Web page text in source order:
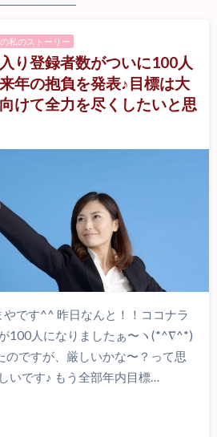
私のストーリー
り登録者数がついに100人
年の抱負を発表♪目標は大
けて全力を尽くしたいと思
やです^^ 昨日なんと！！ココナラ
100人になりましたぁ〜ヽ(*^∇^*)
のですが、厳しいかな〜？って思
いです♪ もう全部年内目標…